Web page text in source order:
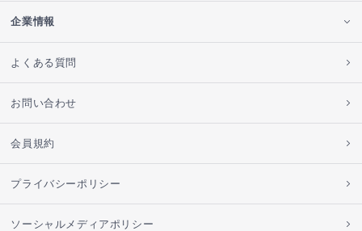
企業情報
よくある質問
お問い合わせ
会員規約
プライバシーポリシー
ソーシャルメディアポリシー